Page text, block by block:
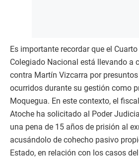
Es importante recordar que el
Colegiado Nacional está llevando a
contra Martín Vizcarra por
ocurridos durante su gestión como
Moquegua. En este contexto, el
Atoche ha solicitado al Poder
una pena de 15 años de prisión al
acusándolo de cohecho pasivo
Estado, en relación con los casos del